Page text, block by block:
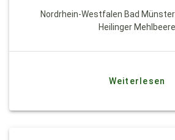
Nordrhein-Westfalen Bad
Heilinger Mehlbeere
Weiterlesen